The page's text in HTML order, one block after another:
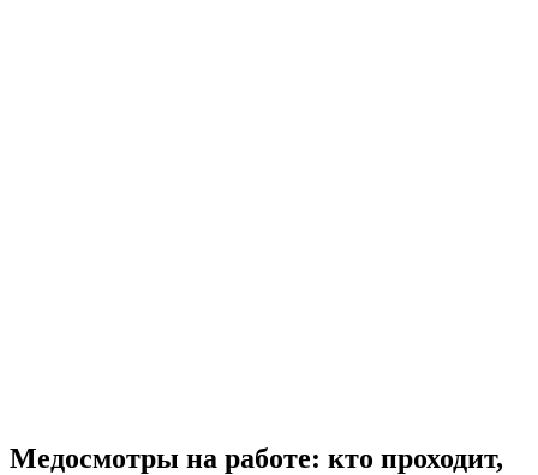
Медосмотры на работе: кто проходит,